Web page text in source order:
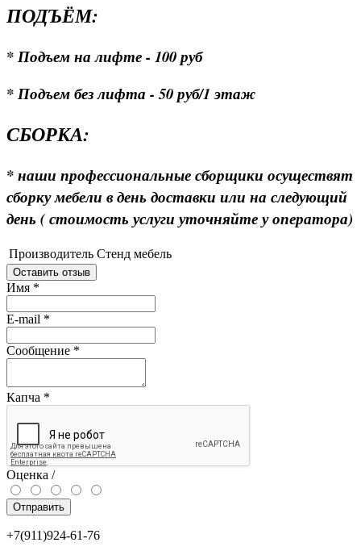
ПОДЪЁМ:
* Подъем на лифте - 100 руб
* Подъем без лифта - 50 руб/1 этаж
СБОРКА:
* наши профессиональные сборщики осуществят
сборку мебели в день доставки или на следующий
день ( стоимость услуги уточняйте у оператора)
Производитель Стенд мебель
Оставить отзыв
Имя *
E-mail *
Сообщение *
Капча *
Оценка /
Отправить
+7(911)924-61-76